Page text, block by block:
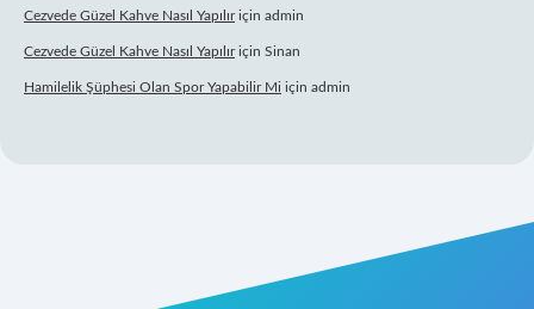
Cezvede Güzel Kahve Nasıl Yapılıriçin admin
Cezvede Güzel Kahve Nasıl Yapılıriçin Sinan
Hamilelik Şüphesi Olan Spor Yapabilir Mi için admin